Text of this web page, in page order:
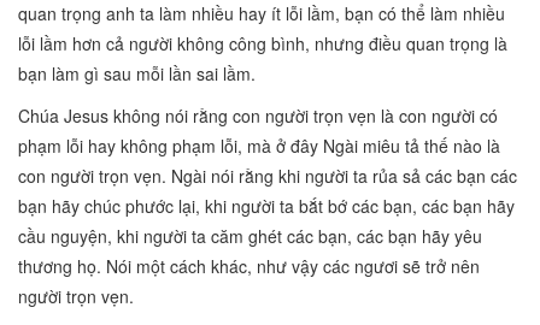
quan trọng anh ta làm nhiều hay ít lỗi lầm, bạn có thể làm nhiều
lỗi lầm hơn cả người không công bình, nhưng điều quan trọng là
bạn làm gì sau mỗi lần sai lầm.
Chúa Jesus không nói rằng con người trọn vẹn là con người có
phạm lỗi hay không phạm lỗi, mà ở đây Ngài miêu tả thế nào là
con người trọn vẹn. Ngài nói rằng khi người ta rủa sả các bạn các
bạn hãy chúc phước lại, khi người ta bắt bớ các bạn, các bạn hãy
cầu nguyện, khi người ta căm ghét các bạn, các bạn hãy yêu
thương họ. Nói một cách khác, như vậy các ngươi sẽ trở nên
người trọn vẹn.